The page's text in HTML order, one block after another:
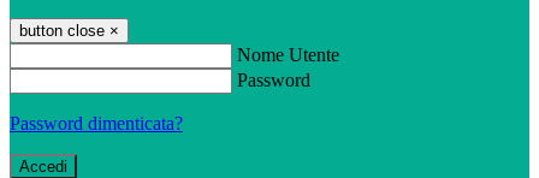
button close ×
Nome Utente
Password
Password dimenticata?